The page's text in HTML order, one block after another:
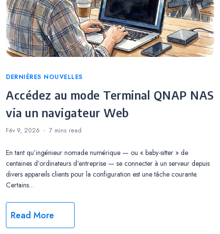
Categories
DERNIÈRES NOUVELLES
Accédez au mode Terminal QNAP NAS
via un navigateur Web
Fév 9, 2026 7 mins read
En tant qu’ingénieur nomade numérique — ou « baby-sitter » de
centaines d’ordinateurs d’entreprise — se connecter à un serveur depuis
divers appareils clients pour la configuration est une tâche courante.
Certains…
Read More